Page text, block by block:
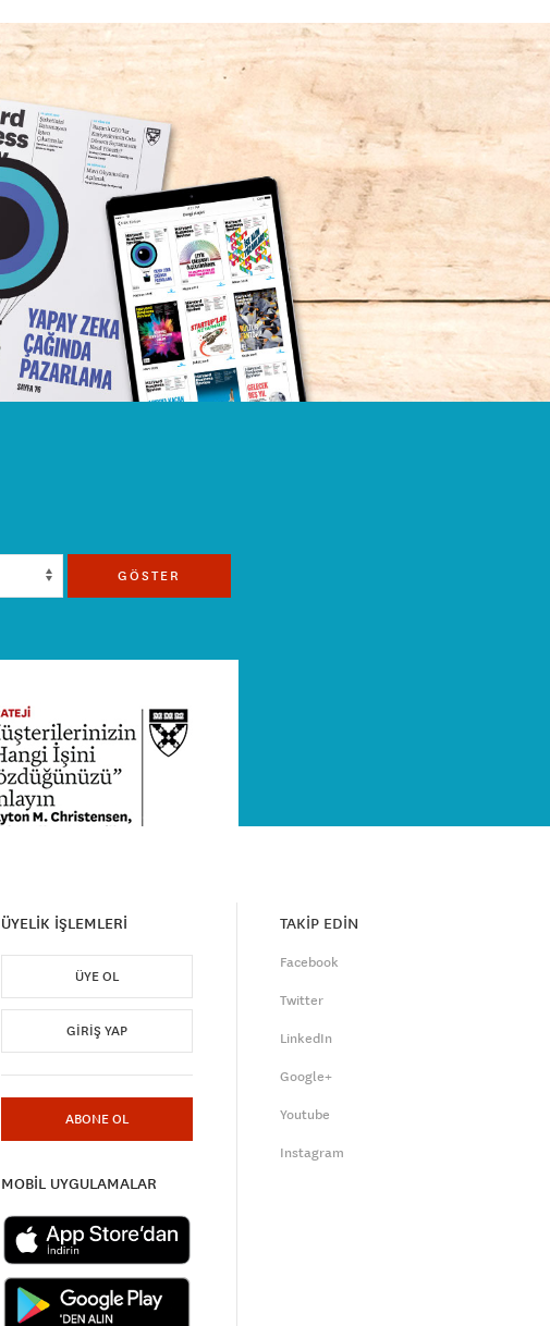
GÖSTER
ÜYELİK İŞLEMLERİ
ÜYE OL
GIRIŞ YAP
ABONE OL
MOBİL UYGULAMALAR
TAKİP EDİN
Facebook
Twitter
LinkedIn
Google+
Youtube
Instagram